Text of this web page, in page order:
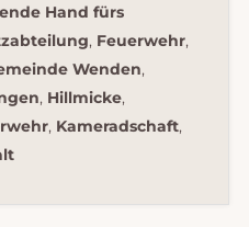
Hand fürs
, Feuerwehr,
Wenden,
, Hillmicke,
, Kameradschaft,